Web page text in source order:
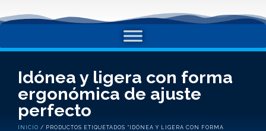
Idónea y ligera con forma
ergonómica de ajuste
perfecto
INICIO / PRODUCTOS ETIQUETADOS “IDÓNEA Y LIGERA CON FORMA